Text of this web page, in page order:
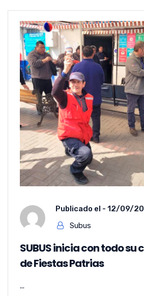
Publicado el - 12/09/
Subus
SUBUS inicia con todo su
de Fiestas Patrias
...